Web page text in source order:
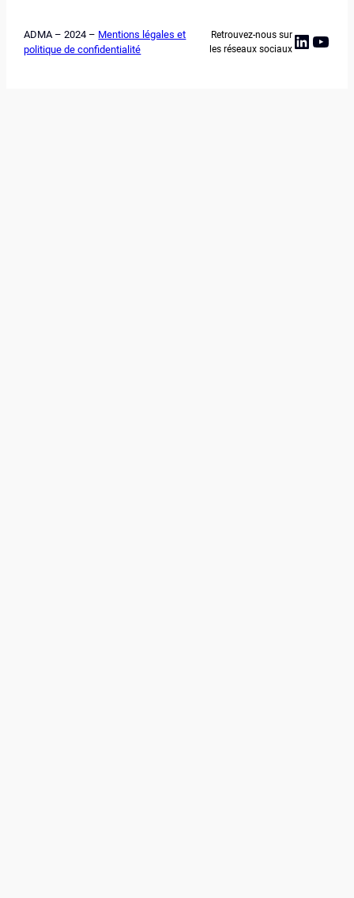
ADMA – 2024 – Mentions légales et
politique de confidentialité
Retrouvez-nous sur
les réseaux sociaux